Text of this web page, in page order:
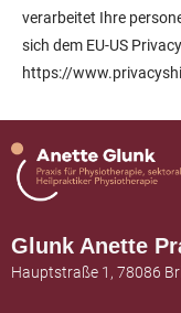
verarbeitet Ihre
sich dem EU-US
https://
Glunk Anette
Hauptstraße 1, 78086